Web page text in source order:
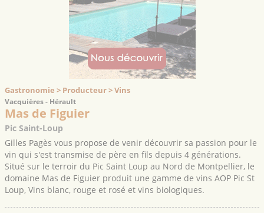
Gastronomie > Producteur > Vins
Vacquières - Hérault
Mas de Figuier
Pic Saint-Loup
Gilles Pagès vous propose de venir découvrir sa passion pour le
vin qui s'est transmise de père en fils depuis 4 générations.
Situé sur le terroir du Pic Saint Loup au Nord de Montpellier, le
domaine Mas de Figuier produit une gamme de vins AOP Pic St
Loup, Vins blanc, rouge et rosé et vins biologiques.